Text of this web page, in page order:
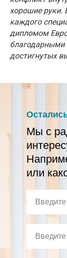
хорошие руки.
каждого
дипломом
благодарными
достигнутых
Мы с
или